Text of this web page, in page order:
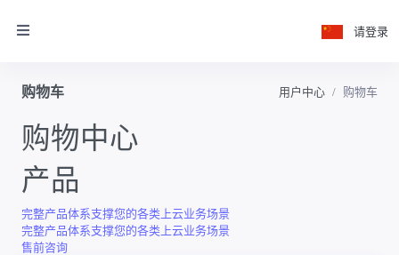
请登录
购物车 用户中心 购物车
购物中心
产品
完整产品体系支撑您的各类上云业务场景
完整产品体系支撑您的各类上云业务场景
售前咨询